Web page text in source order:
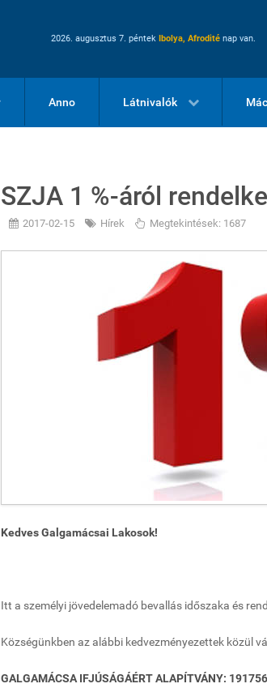
2026. augusztus 7. péntek Ibolya, Afrodité nap van.
Anno Látnivalók
SZJA 1 %-áról
2017-02-15 Hírek Megtekintések: 1687
Kedves Galgamácsai Lakosok!
Itt a személyi jövedelemadó bevallás időszaka és
Községünkben az alábbi kedvezményezettek közül
GALGAMÁCSA IFJÚSÁGÁÉRT ALAPÍTVÁNY: